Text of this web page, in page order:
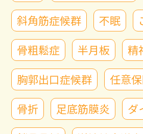
斜角筋症候群
不眠
骨粗鬆症
半月板
精
胸郭出口症候群
任意
骨折
足底筋膜炎
ダ